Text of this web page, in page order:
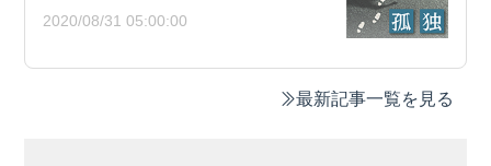
2020/08/31 05:00:00
最新記事一覧を見る